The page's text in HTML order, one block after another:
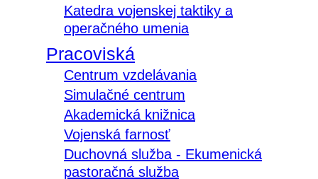
Katedra vojenskej taktiky a
operačného umenia
Pracoviská
Centrum vzdelávania
Simulačné centrum
Akademická knižnica
Vojenská farnosť
Duchovná služba - Ekumenická
pastoračná služba